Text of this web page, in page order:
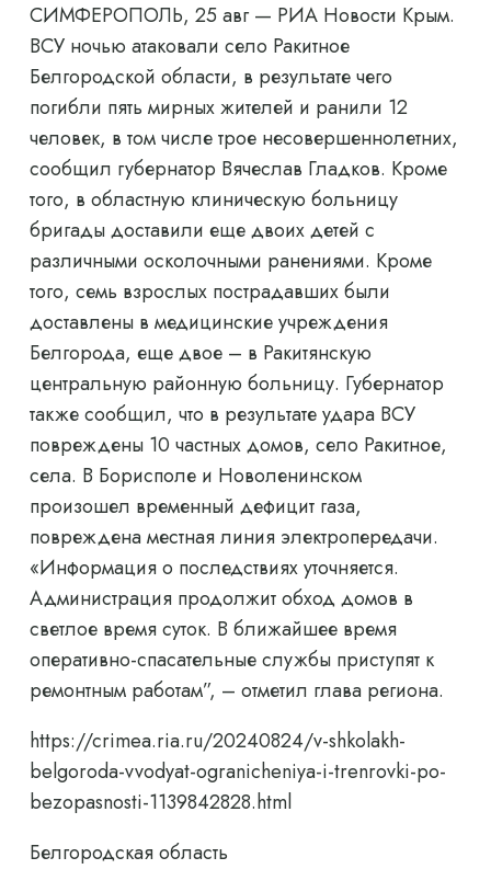
СИМФЕРОПОЛЬ, 25 авг — РИА Новости Крым.
ВСУ ночью атаковали село Ракитное
Белгородской области, в результате чего
погибли пять мирных жителей и ранили 12
человек, в том числе трое несовершеннолетних,
сообщил губернатор Вячеслав Гладков. Кроме
того, в областную клиническую больницу
бригады доставили еще двоих детей с
различными осколочными ранениями. Кроме
того, семь взрослых пострадавших были
доставлены в медицинские учреждения
Белгорода, еще двое – в Ракитянскую
центральную районную больницу. Губернатор
также сообщил, что в результате удара ВСУ
повреждены 10 частных домов, село Ракитное,
села. В Борисполе и Новоленинском
произошел временный дефицит газа,
повреждена местная линия электропередачи.
«Информация о последствиях уточняется.
Администрация продолжит обход домов в
светлое время суток. В ближайшее время
оперативно-спасательные службы приступят к
ремонтным работам”, – отметил глава региона.
https://crimea.ria.ru/20240824/v-shkolakh-
belgoroda-vvodyat-ogranicheniya-i-trenrovki-po-
bezopasnosti-1139842828.html
Белгородская область